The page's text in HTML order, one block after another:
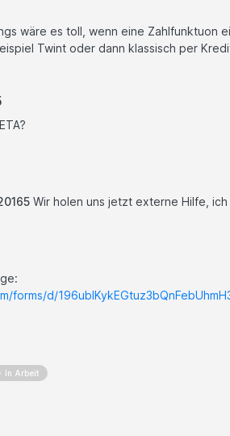
wäre es toll, wenn eine Zahlfunktuon
Twint oder dann klassisch per
Wir holen uns jetzt externe Hilfe,
forms/d/
In Arbeit